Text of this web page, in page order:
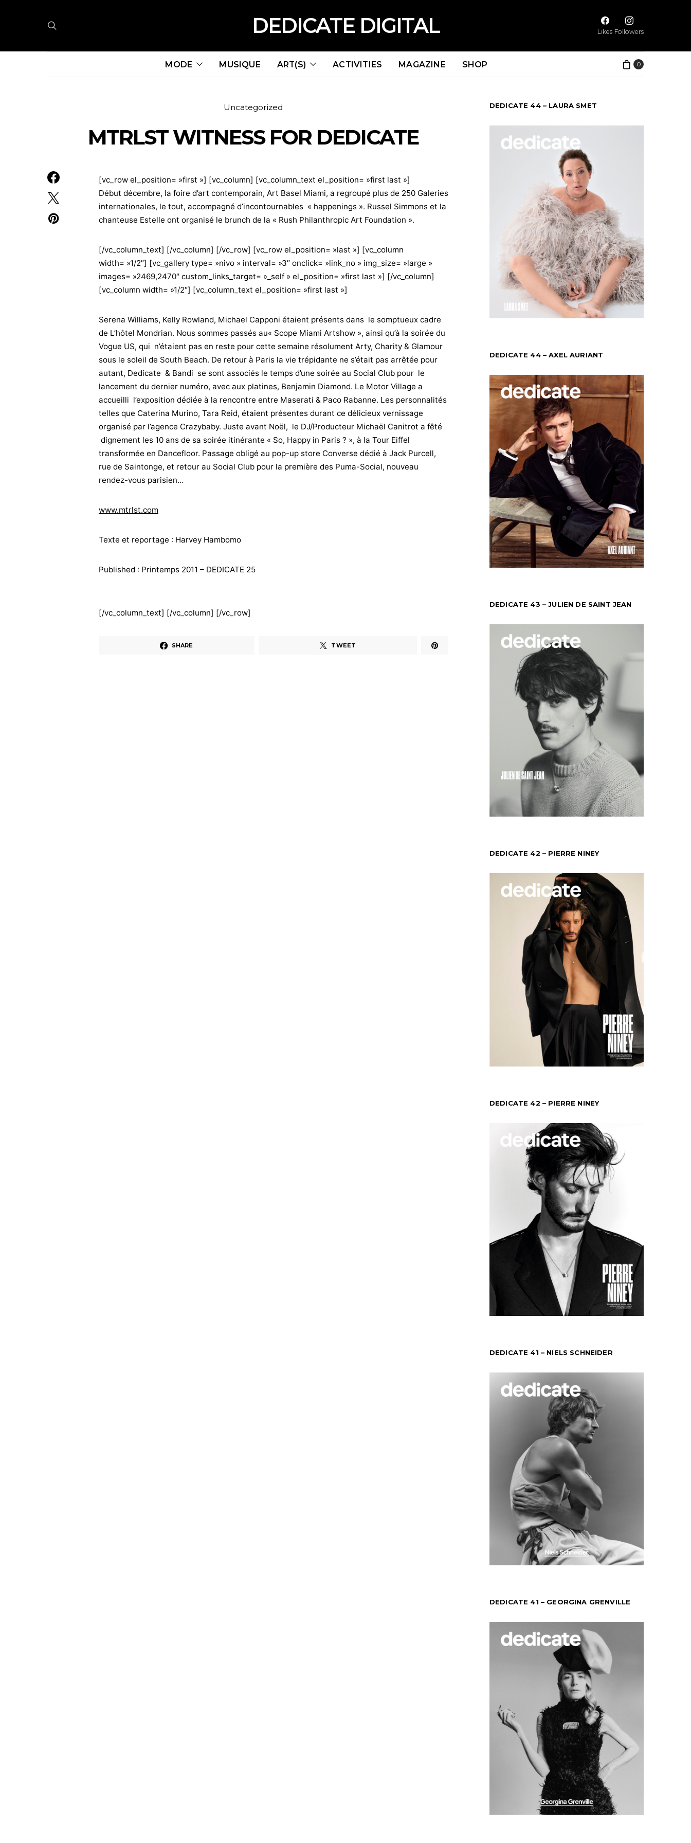
DEDICATE DIGITAL Likes Followers
MODE MUSIQUE ART(S) ACTIVITIES MAGAZINE SHOP 0
Uncategorized
MTRLST WITNESS FOR DEDICATE
[vc_row el_position= »first »] [vc_column] [vc_column_text el_position= »first last »]
Début décembre, la foire d’art contemporain, Art Basel Miami, a regroupé plus de 250 Galeries
internationales, le tout, accompagné d’incontournables « happenings ». Russel Simmons et la
chanteuse Estelle ont organisé le brunch de la « Rush Philanthropic Art Foundation ».
[/vc_column_text] [/vc_column] [/vc_row] [vc_row el_position= »last »] [vc_column
width= »1/2″] [vc_gallery type= »nivo » interval= »3″ onclick= »link_no » img_size= »large »
images= »2469,2470″ custom_links_target= »_self » el_position= »first last »] [/vc_column]
[vc_column width= »1/2″] [vc_column_text el_position= »first last »]
Serena Williams, Kelly Rowland, Michael Capponi étaient présents dans le somptueux cadre
de L’hôtel Mondrian. Nous sommes passés au« Scope Miami Artshow », ainsi qu’à la soirée du
Vogue US, qui n’étaient pas en reste pour cette semaine résolument Arty, Charity & Glamour
sous le soleil de South Beach. De retour à Paris la vie trépidante ne s’était pas arrêtée pour
autant, Dedicate & Bandi se sont associés le temps d’une soirée au Social Club pour le
lancement du dernier numéro, avec aux platines, Benjamin Diamond. Le Motor Village a
accueilli l’exposition dédiée à la rencontre entre Maserati & Paco Rabanne. Les personnalités
telles que Caterina Murino, Tara Reid, étaient présentes durant ce délicieux vernissage
organisé par l’agence Crazybaby. Juste avant Noël, le DJ/Producteur Michaël Canitrot a fêté
dignement les 10 ans de sa soirée itinérante « So, Happy in Paris ? », à la Tour Eiffel
transformée en Dancefloor. Passage obligé au pop-up store Converse dédié à Jack Purcell,
rue de Saintonge, et retour au Social Club pour la première des Puma-Social, nouveau
rendez-vous parisien…
www.mtrlst.com
Texte et reportage : Harvey Hambomo
Published : Printemps 2011 – DEDICATE 25
[/vc_column_text] [/vc_column] [/vc_row]
SHARE TWEET
DEDICATE 44 – LAURA SMET
DEDICATE 44 – AXEL AURIANT
DEDICATE 43 – JULIEN DE SAINT JEAN
DEDICATE 42 – PIERRE NINEY
DEDICATE 42 – PIERRE NINEY
DEDICATE 41 – NIELS SCHNEIDER
DEDICATE 41 – GEORGINA GRENVILLE